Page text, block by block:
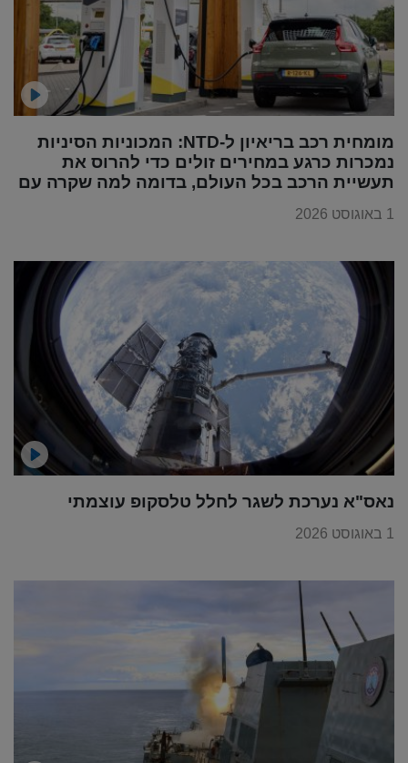
מומחית רכב בריאיון ל-NTD: המכוניות הסיניות
נמכרות כרגע במחירים זולים כדי להרוס את
תעשיית הרכב בכל העולם, בדומה למה שקרה עם
1 באוגוסט 2026
נאס"א נערכת לשגר לחלל טלסקופ עוצמתי
1 באוגוסט 2026